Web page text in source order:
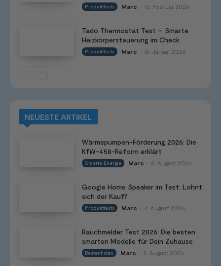
Produkttests Marc 13. Februar 2026
Tado Thermostat Test – Smarte
Heizkörpersteuerung im Check
Produkttests Marc 16. Januar 2026
NEUESTE ARTIKEL
Wärmepumpen-Förderung 2026: Die
KfW-458-Reform erklärt
Smarte Energie Marc 5. August 2026
Google Home Speaker im Test: Lohnt
sich der Kauf?
Produkttests Marc 4. August 2026
Rauchmelder Test 2026: Die besten
smarten Modelle für Dein Zuhause
Bestenlisten Marc 3. August 2026